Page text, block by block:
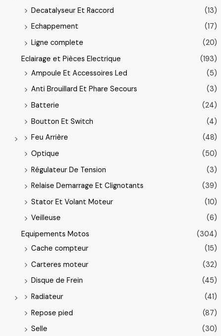
Decatalyseur Et Raccord
(13)
Echappement
(17)
Ligne complete
(20)
Eclairage et Pièces Electrique
(193)
Ampoule Et Accessoires Led
(5)
Anti Brouillard Et Phare Secours
(3)
Batterie
(24)
Boutton Et Switch
(4)
Feu Arrière
(48)
Optique
(50)
Régulateur De Tension
(3)
Relaise Demarrage Et Clignotants
(39)
Stator Et Volant Moteur
(10)
Veilleuse
(6)
Equipements Motos
(304)
Cache compteur
(15)
Carteres moteur
(32)
Disque de Frein
(45)
Radiateur
(41)
Repose pied
(87)
Selle
(30)